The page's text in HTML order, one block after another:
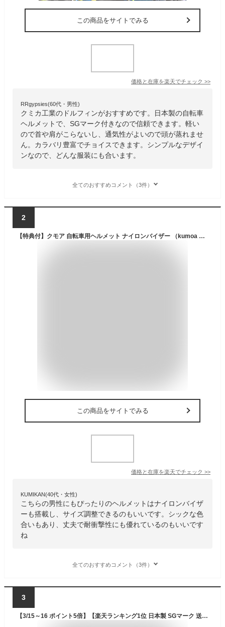
この商品をサイトでみる
価格と在庫を楽天でチェック >>
RRgypsies(60代・男性)
クミカ工業のドルフィンがおすすめです。日本製の自転車
ヘルメットで、SGマーク付きなので信頼できます。軽い
ので首や肩がこらないし、通気性がよいので頭が蒸れませ
ん。カラバリ豊富でチョイスできます。シンプルなデザイ
ンなので、どんな服装にも合います。
全てのおすすめコメント（3件）
2
【特典付】クモア 自転車用ヘルメット ナイロンバイザー （kumoa 自転車 大人 56〜60cm サイクリング 安全 丈夫 防災 メンズ レディース 日本製 スケボ 通勤 通学 学生 サイズ調整）【送料無料】【：94】【ポイント20倍】【p0313】
この商品をサイトでみる
価格と在庫を楽天でチェック >>
KUMIKAN(40代・女性)
こちらの男性にもぴったりのヘルメットはナイロンバイザ
ーも搭載し、サイズ調整できるのもいいです。シックな色
合いもあり、丈夫で耐衝撃性にも優れているのもいいです
ね
全てのおすすめコメント（3件）
3
【3/15～16 ポイント5倍】【楽天ランキング1位 日本製 SGマーク 送料無料】DIC 自転車 ヘルメット Chalino チャリーノ SG マーク 認証 選べる4色 ABS樹脂 通学 通勤 小学生 中学生 高校生 大人 男性 女性 メンズ レディース おしゃれ 補助金 通気孔 義務化